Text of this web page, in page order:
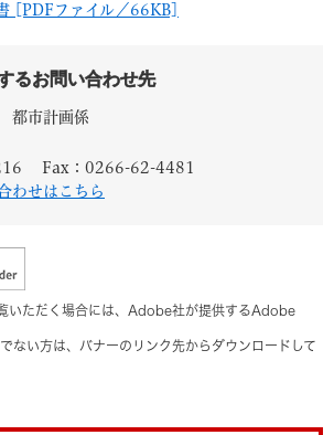
[PDFファイル／66KB]
るお問い合わせ先
都市計画係
Fax：0266-62-4481
わせはこちら
いただく場合には、Adobe社が提供するAdobe
ない方は、バナーのリンク先からダウンロードして